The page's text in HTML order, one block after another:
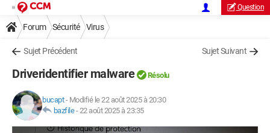
Question
Forum Sécurité Virus
Sujet Précédent Sujet Suivant
Driveridentifier malware Résolu
bucapt- Modifié le 22 août 2025 à 20:30
bazfile-22 août 2025 à 23:35